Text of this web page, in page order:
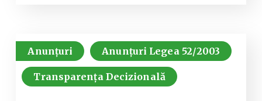
Anunțuri Anunțuri Legea 52/2003
Transparența Decizională